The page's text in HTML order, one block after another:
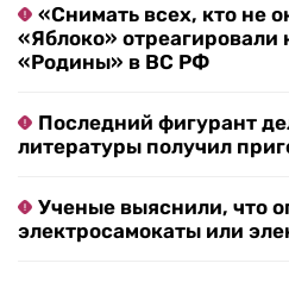
«Снимать всех, кто не
«Яблоко» отреагировали
«Родины» в ВС РФ
Последний фигурант
литературы получил
Ученые выяснили, что
электросамокаты или